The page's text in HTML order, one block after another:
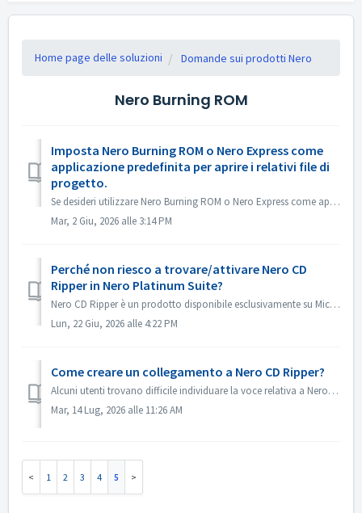
Home page delle soluzioni Domande sui prodotti Nero
Nero Burning ROM
Imposta Nero Burning ROM o Nero Express come
applicazione predefinita per aprire i relativi file di
progetto.
Se desideri utilizzare Nero Burning ROM o Nero Express come applicazione predefinita per aprire i file di progetto di Nero Burning ROM o i progetti di Nero ...
Mar, 2 Giu, 2026 alle 3:14 PM
Perché non riesco a trovare/attivare Nero CD
Ripper in Nero Platinum Suite?
Nero CD Ripper è un prodotto disponibile esclusivamente su Microsoft Store (https://apps.microsoft.com/detail/9NSNQ0CPD06G) e non è incluso in Nero Platinum...
Lun, 22 Giu, 2026 alle 4:22 PM
Come creare un collegamento a Nero CD Ripper?
Alcuni utenti trovano difficile individuare la voce relativa a Nero CD Ripper e devono accedere ogni volta al Microsoft Store per aprirlo. In realtà, una v...
Mar, 14 Lug, 2026 alle 11:26 AM
1 2 3 4 5